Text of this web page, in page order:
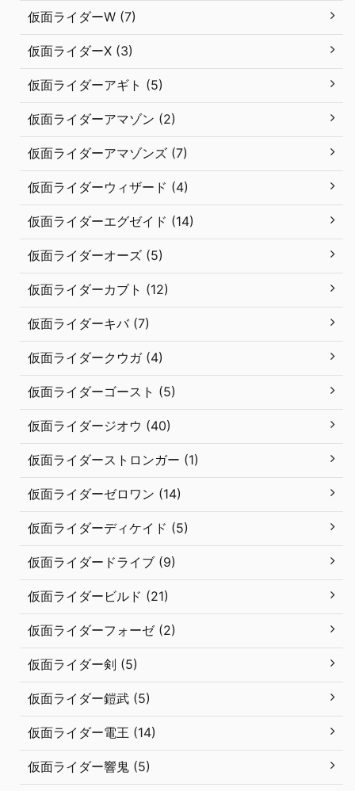
仮面ライダーW (7)
仮面ライダーX (3)
仮面ライダーアギト (5)
仮面ライダーアマゾン (2)
仮面ライダーアマゾンズ (7)
仮面ライダーウィザード (4)
仮面ライダーエグゼイド (14)
仮面ライダーオーズ (5)
仮面ライダーカブト (12)
仮面ライダーキバ (7)
仮面ライダークウガ (4)
仮面ライダーゴースト (5)
仮面ライダージオウ (40)
仮面ライダーストロンガー (1)
仮面ライダーゼロワン (14)
仮面ライダーディケイド (5)
仮面ライダードライブ (9)
仮面ライダービルド (21)
仮面ライダーフォーゼ (2)
仮面ライダー剣 (5)
仮面ライダー鎧武 (5)
仮面ライダー電王 (14)
仮面ライダー響鬼 (5)